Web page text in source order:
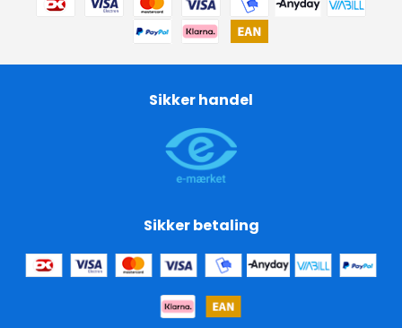
Sikker handel
Sikker betaling